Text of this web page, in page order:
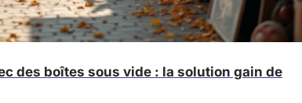
des boîtes sous vide : la solution gain de